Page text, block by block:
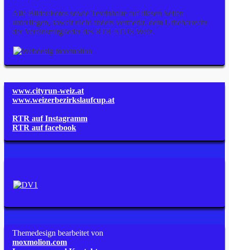
Alle Bilder/Fotos sowie Textinhalte auf diesen Seiten
unterliegen, soweit nicht anders vermerkt, dem Urheberrecht
der Vereinsmitglieder des RTR ATUS Weiz.
www.cityrun-weiz.at
www.weizerbezirkslaufcup.at
RTR auf Instagramm
RTR auf facebook
Themedesign bearbeitet von
moxmolion.com